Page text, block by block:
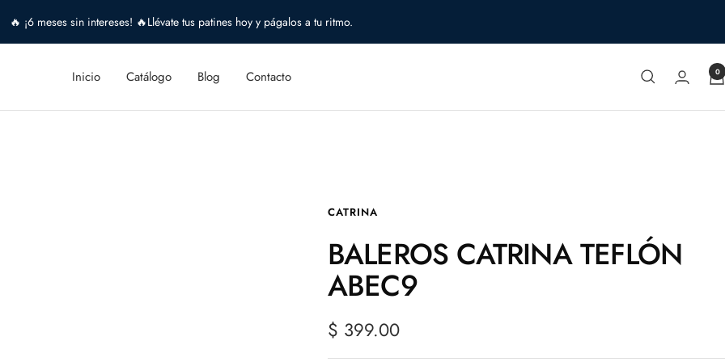
🔥 ¡6 meses sin intereses! 🔥Llévate tus patines hoy y págalos a tu ritmo.
Inicio Catálogo Blog Contacto 0
CATRINA
BALEROS CATRINA TEFLÓN
ABEC9
Precio
$ 399.00